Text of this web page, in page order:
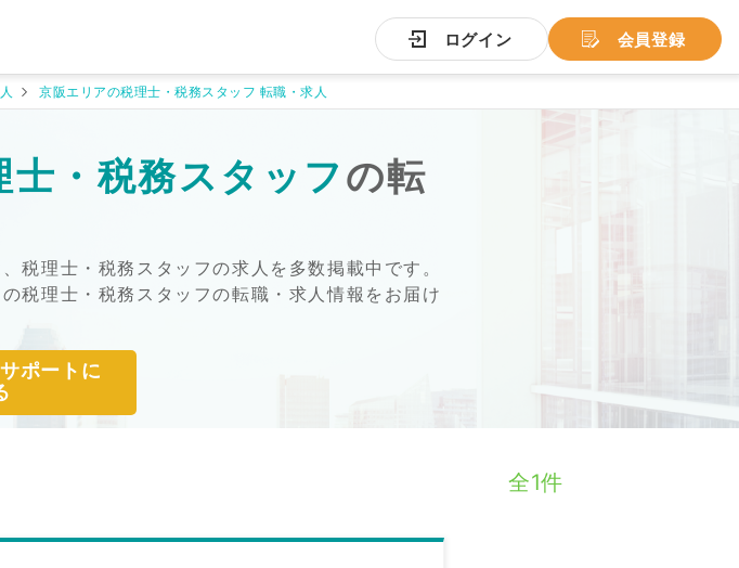
ログイン 会員登録
京阪エリアの税理士・税務スタッフ 転職・求人
士・税務スタッフの転
税理士・税務スタッフの求人を多数掲載中です。
税理士・税務スタッフの転職・求人情報をお届け
ポートに
全1件